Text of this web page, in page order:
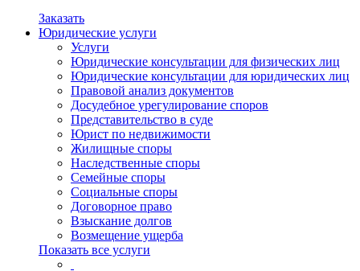
Заказать
Юридические услуги
Услуги
Юридические консультации для физических лиц
Юридические консультации для юридических лиц
Правовой анализ документов
Досудебное урегулирование споров
Представительство в суде
Юрист по недвижимости
Жилищные споры
Наследственные споры
Семейные споры
Социальные споры
Договорное право
Взыскание долгов
Возмещение ущерба
Показать все услуги